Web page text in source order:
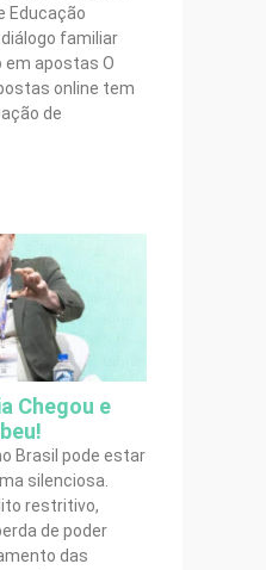
Educação
familiar
em apostas O
online tem
de
Chegou e
Brasil pode estar
silenciosa.
restritivo,
de poder
das